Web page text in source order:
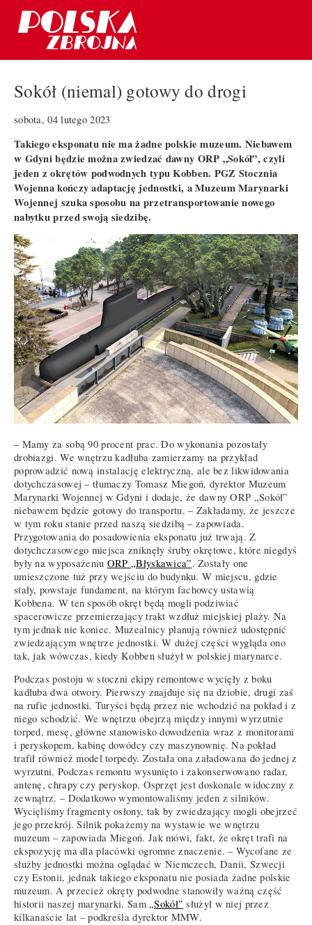
Sokół (niemal) gotowy do drogi
sobota, 04 lutego 2023
Takiego eksponatu nie ma żadne polskie muzeum. Niebawem
w Gdyni będzie można zwiedzać dawny ORP „Sokół”, czyli
jeden z okrętów podwodnych typu Kobben. PGZ Stocznia
Wojenna kończy adaptację jednostki, a Muzeum Marynarki
Wojennej szuka sposobu na przetransportowanie nowego
nabytku przed swoją siedzibę.
– Mamy za sobą 90 procent prac. Do wykonania pozostały
drobiazgi. We wnętrzu kadłuba zamierzamy na przykład
poprowadzić nową instalację elektryczną, ale bez likwidowania
dotychczasowej – tłumaczy Tomasz Miegoń, dyrektor Muzeum
Marynarki Wojennej w Gdyni i dodaje, że dawny ORP „Sokół”
niebawem będzie gotowy do transportu. – Zakładamy, że jeszcze
w tym roku stanie przed naszą siedzibą – zapowiada.
Przygotowania do posadowienia eksponatu już trwają. Z
dotychczasowego miejsca zniknęły śruby okrętowe, które niegdyś
były na wyposażeniu ORP „Błyskawica”. Zostały one
umieszczone tuż przy wejściu do budynku. W miejscu, gdzie
stały, powstaje fundament, na którym fachowcy ustawią
Kobbena. W ten sposób okręt będą mogli podziwiać
spacerowicze przemierzający trakt wzdłuż miejskiej plaży. Na
tym jednak nie koniec. Muzealnicy planują również udostępnić
zwiedzającym wnętrze jednostki. W dużej części wygląda ono
tak, jak wówczas, kiedy Kobben służył w polskiej marynarce.
Podczas postoju w stoczni ekipy remontowe wycięły z boku
kadłuba dwa otwory. Pierwszy znajduje się na dziobie, drugi zaś
na rufie jednostki. Turyści będą przez nie wchodzić na pokład i z
niego schodzić. We wnętrzu obejrzą między innymi wyrzutnie
torped, mesę, główne stanowisko dowodzenia wraz z monitorami
i peryskopem, kabinę dowódcy czy maszynownię. Na pokład
trafił również model torpedy. Została ona załadowana do jednej z
wyrzutni. Podczas remontu wysunięto i zakonserwowano radar,
antenę, chrapy czy peryskop. Osprzęt jest doskonale widoczny z
zewnątrz. – Dodatkowo wymontowaliśmy jeden z silników.
Wycięliśmy fragmenty osłony, tak by zwiedzający mogli obejrzeć
jego przekrój. Silnik pokażemy na wystawie we wnętrzu
muzeum – zapowiada Miegoń. Jak mówi, fakt, że okręt trafi na
ekspozycję ma dla placówki ogromne znaczenie. – Wycofane ze
służby jednostki można oglądać w Niemczech, Danii, Szwecji
czy Estonii, jednak takiego eksponatu nie posiada żadne polskie
muzeum. A przecież okręty podwodne stanowiły ważną część
historii naszej marynarki. Sam„Sokół” służył w niej przez
kilkanaście lat – podkreśla dyrektor MMW.